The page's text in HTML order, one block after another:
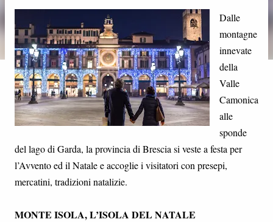
Dalle
montagne
innevate
della
Valle
Camonica
alle
sponde
del lago di Garda, la provincia di Brescia si veste a festa per
l’Avvento ed il Natale e accoglie i visitatori con presepi,
mercatini, tradizioni natalizie.
MONTE ISOLA, L’ISOLA DEL NATALE